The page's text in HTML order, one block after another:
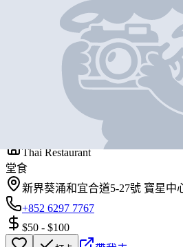
亞潘泰國菜
AMPORN THAI FOOD
Thai Restaurant
堂食
新界葵涌和宜合道5-27號 寶星中
+852 6297 7767
$50 - $100